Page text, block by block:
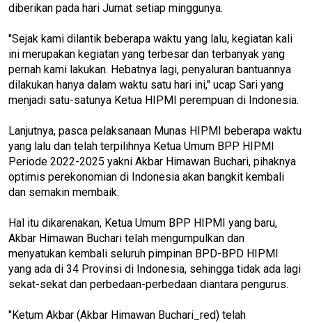
diberikan pada hari Jumat setiap minggunya.
"Sejak kami dilantik beberapa waktu yang lalu, kegiatan kali
ini merupakan kegiatan yang terbesar dan terbanyak yang
pernah kami lakukan. Hebatnya lagi, penyaluran bantuannya
dilakukan hanya dalam waktu satu hari ini," ucap Sari yang
menjadi satu-satunya Ketua HIPMI perempuan di Indonesia.
Lanjutnya, pasca pelaksanaan Munas HIPMI beberapa waktu
yang lalu dan telah terpilihnya Ketua Umum BPP HIPMI
Periode 2022-2025 yakni Akbar Himawan Buchari, pihaknya
optimis perekonomian di Indonesia akan bangkit kembali
dan semakin membaik.
Hal itu dikarenakan, Ketua Umum BPP HIPMI yang baru,
Akbar Himawan Buchari telah mengumpulkan dan
menyatukan kembali seluruh pimpinan BPD-BPD HIPMI
yang ada di 34 Provinsi di Indonesia, sehingga tidak ada lagi
sekat-sekat dan perbedaan-perbedaan diantara pengurus.
"Ketum Akbar (Akbar Himawan Buchari_red) telah